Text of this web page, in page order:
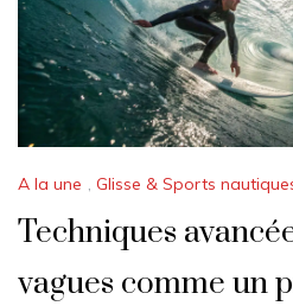
A la une , Glisse & Sports
Techniques
vagues comme un